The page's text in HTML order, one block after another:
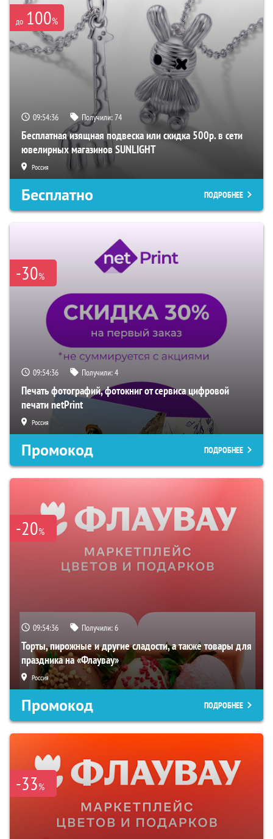
до 100%
09:54:35 Получили:74
Бесплатная изящная подвеска или скидка 500р. в сети
ювелирных магазинов SUNLIGHT
Россия
Бесплатно ПОДРОБНЕЕ
-30%
09:54:35 Получили:4
Печать фотографий, фотокниг от сервиса цифровой
печати netPrint
Россия
Промокод ПОДРОБНЕЕ
-20%
09:54:35 Получили:6
Торты, пирожные и другие сладости, а также товары для
праздника на «Флаувау»
Россия
Промокод ПОДРОБНЕЕ
-33%